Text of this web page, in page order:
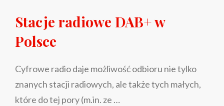
Stacje radiowe DAB+ w
Polsce
Cyfrowe radio daje możliwość odbioru nie tylko
znanych stacji radiowych, ale także tych małych,
które do tej pory (m.in. ze …